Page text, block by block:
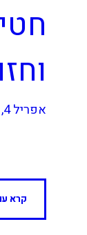
אפריל 4, 2018
קרא